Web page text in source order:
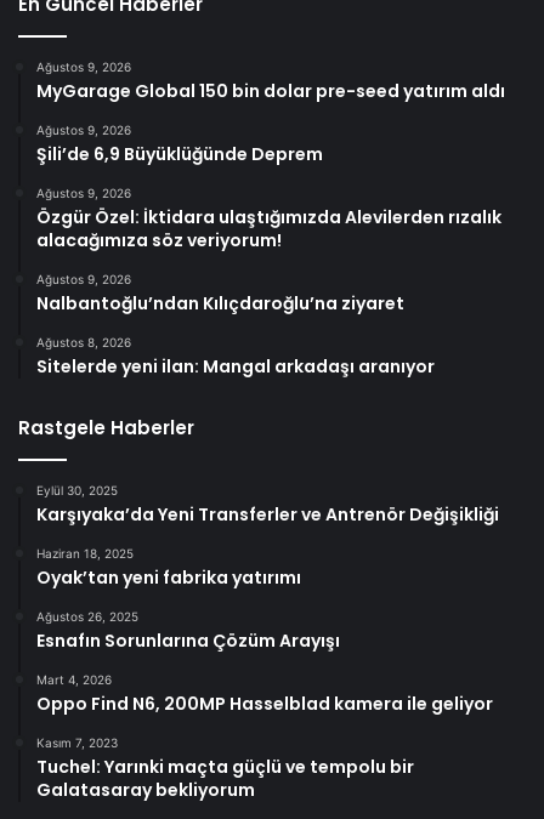
Ağustos 9, 2026
MyGarage Global 150 bin dolar pre-seed yatırım aldı
Ağustos 9, 2026
Şili’de 6,9 Büyüklüğünde Deprem
Ağustos 9, 2026
Özgür Özel: İktidara ulaştığımızda Alevilerden rızalık
alacağımıza söz veriyorum!
Ağustos 9, 2026
Nalbantoğlu’ndan Kılıçdaroğlu’na ziyaret
Ağustos 8, 2026
Sitelerde yeni ilan: Mangal arkadaşı aranıyor
Rastgele Haberler
Eylül 30, 2025
Karşıyaka’da Yeni Transferler ve Antrenör Değişikliği
Haziran 18, 2025
Oyak’tan yeni fabrika yatırımı
Ağustos 26, 2025
Esnafın Sorunlarına Çözüm Arayışı
Mart 4, 2026
Oppo Find N6, 200MP Hasselblad kamera ile geliyor
Kasım 7, 2023
Tuchel: Yarınki maçta güçlü ve tempolu bir
Galatasaray bekliyorum